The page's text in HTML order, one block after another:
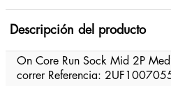
Descripción del producto
On Core Run Sock Mid 2P
correr Referencia: